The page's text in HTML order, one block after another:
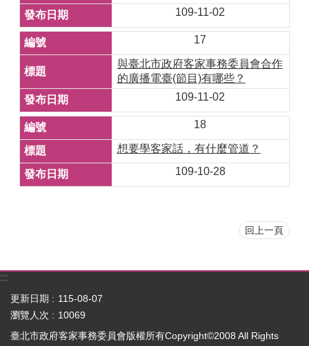
109-11-02
17
與臺北市政府客家事務委員會合作
的廣播電臺(節目)有哪些？
109-11-02
18
想要學客家話，有什麼管道？
109-10-28
回上一頁
:::
更新日期
115-08-07
瀏覽人次
10069
臺北市政府客家事務委員會版權所有Copyright©2008 All Rights